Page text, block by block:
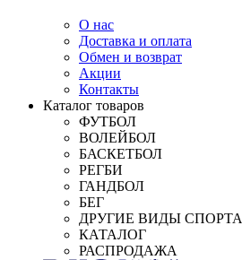
О нас
Доставка и оплата
Обмен и возврат
Акции
Контакты
Каталог товаров
ФУТБОЛ
ВОЛЕЙБОЛ
БАСКЕТБОЛ
РЕГБИ
ГАНДБОЛ
БЕГ
ДРУГИЕ ВИДЫ СПОРТА
КАТАЛОГ
РАСПРОДАЖА